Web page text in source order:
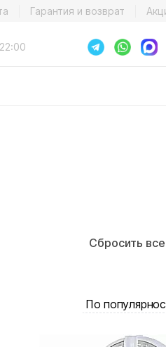
Гарантия и возврат
Сбросить
По